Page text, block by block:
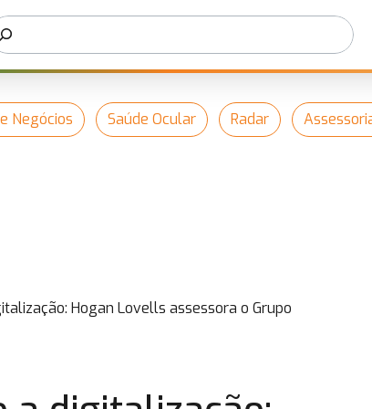
Negócios Saúde Ocular Radar
Hogan Lovells assessora o Grupo